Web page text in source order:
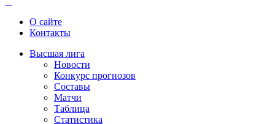
О сайте
Контакты
Высшая лига
Новости
Конкурс прогнозов
Составы
Матчи
Таблица
Статистика